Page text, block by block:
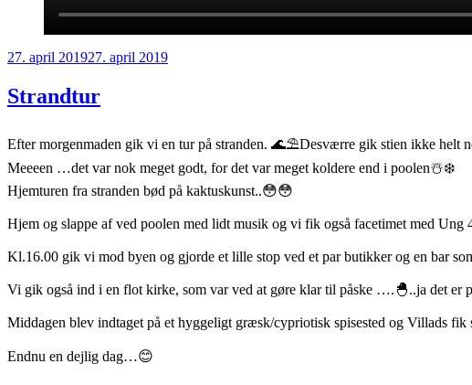
Udgivet
27. april 201927. april 2019
Strandtur
Efter morgenmaden gik vi en tur på stranden. 🌊⛱Desværre gik stien ikke helt
Meeeen …det var nok meget godt, for det var meget koldere end i poolen☃️❄️
Hjemturen fra stranden bød på kaktuskunst..😳😳
Hjem og slappe af ved poolen med lidt musik og vi fik også facetimet med
Kl.16.00 gik vi mod byen og gjorde et lille stop ved et par butikker og en bar
Vi gik også ind i en flot kirke, som var ved at gøre klar til påske ….🐣..ja det er
Middagen blev indtaget på et hyggeligt græsk/cypriotisk spisested og Villads
Endnu en dejlig dag…😊